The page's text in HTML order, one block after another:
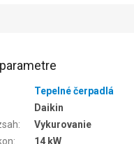
Tepelné čerpadlá
Daikin
:
Vykurovanie
:
14 kW